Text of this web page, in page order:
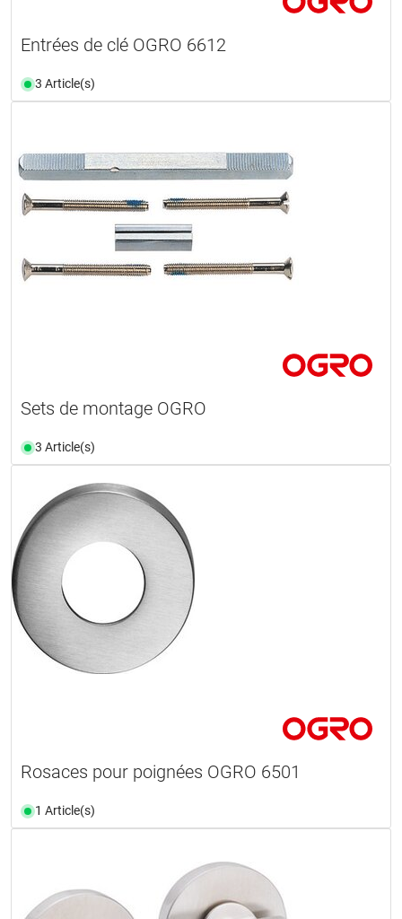
Entrées de clé OGRO 6612
3 Article(s)
Sets de montage OGRO
3 Article(s)
Rosaces pour poignées OGRO 6501
1 Article(s)